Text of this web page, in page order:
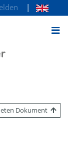
Dokument